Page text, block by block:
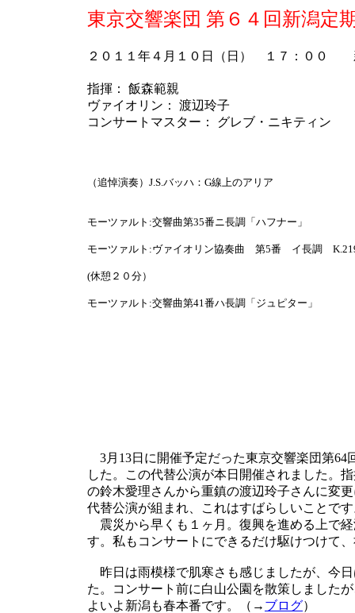
東京交響楽団 第６４回新潟
２０１１年４月１０日（日） １７：００
指揮： 飯森範親
ヴァイオリン： 渡辺玲子
コンサートマスター： グレブ・ニキティン
（追悼演奏）J.S.バッハ：G線上のアリア
モーツァルト:交響曲第35番ニ長調「ハフナー」
モーツァルト:ヴァイオリン協奏曲 第5番 イ長調
(休憩２０分）
モーツァルト:交響曲第41番ハ長調「ジュピター」
3月13日に開催予定だった東京交響楽団第64
した。この代替公演が本日開催されました。
の鈴木愛理さんから重鎮の渡辺玲子さんに変
代替公演が組まれ、これはすばらしいことで
震災から早くも１ヶ月。復興を進める上で
す。私もコンサートにできるだけ駆けつけて
昨日は雨模様で肌寒さも感じましたが、今
た。コンサート前に白山公園を散策しました
よいよ新潟も春本番です。（→ ブログ）